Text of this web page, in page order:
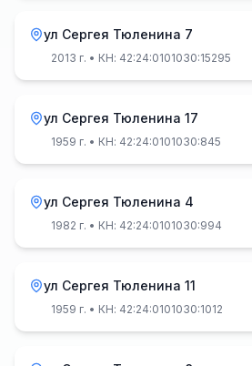
ул Сергея Тюленина 7
2013 г. • КН: 42:24:0101030:15295
ул Сергея Тюленина 17
1959 г. • КН: 42:24:0101030:845
ул Сергея Тюленина 4
1982 г. • КН: 42:24:0101030:994
ул Сергея Тюленина 11
1959 г. • КН: 42:24:0101030:1012